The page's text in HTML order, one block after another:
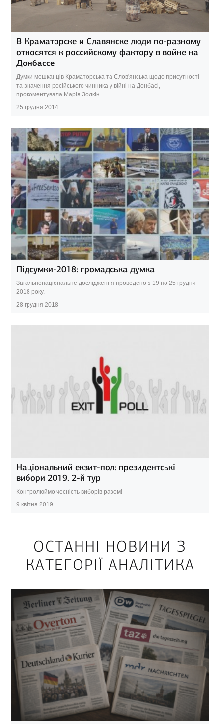
В Краматорске и Славянске люди по-разному
относятся к российскому фактору в войне на
Донбассе
Думки мешканців Краматорська та Слов'янська щодо присутності
та значення російського чинника у війні на Донбасі,
прокоментувала Марія Золкін...
25 грудня 2014
Підсумки-2018: громадська думка
Загальнонаціональне дослідження проведено з 19 по 25 грудня
2018 року.
28 грудня 2018
Національний екзит-пол: президентські
вибори 2019. 2-й тур
Контролюймо чесність виборів разом!
9 квітня 2019
ОСТАННІ НОВИНИ З
КАТЕГОРІЇ АНАЛІТИКА